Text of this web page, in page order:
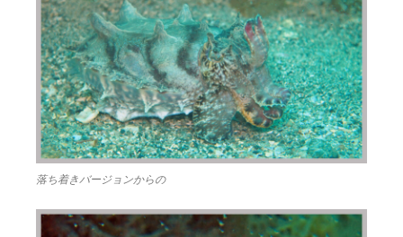
落ち着きバージョンからの